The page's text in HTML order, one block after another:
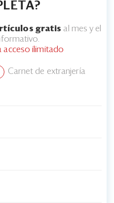
gratis al mes y el
acceso ilimitado
Carnet de extranjería